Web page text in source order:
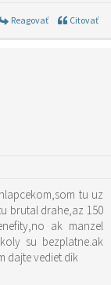
Reagovať Citovať
tu uz
brutal drahe,az 150
su bezplatne.ak
dajte vediet.dik